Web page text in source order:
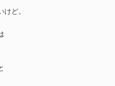
ど。